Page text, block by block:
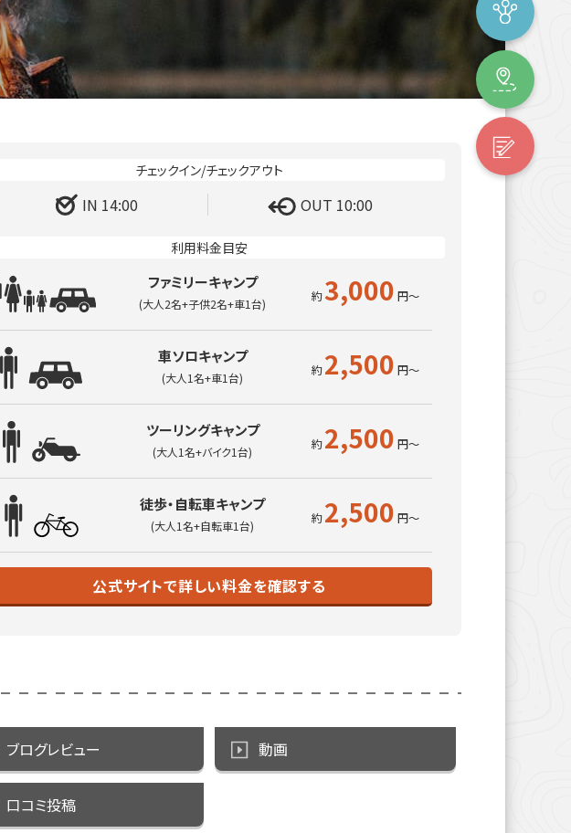
IN 14:00 OUT 10:00
ファミリーキャンプ
(大人2名+子供2名+車1台) 3,000
車ソロキャンプ
(大人1名+車1台) 2,500
ツーリングキャンプ
(大人1名+バイク1台) 2,500
徒歩・自転車キャンプ
(大人1名+自転車1台) 2,500
公式サイトで詳しい料金を確認する
ブログレビュー 動画
口コミ投稿